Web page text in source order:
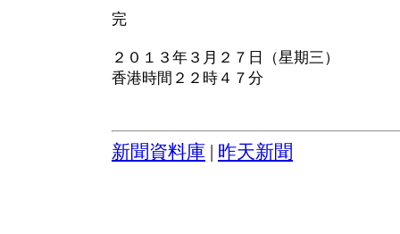
完
２０１３年３月２７日（星期三）
香港時間２２時４７分
新聞資料庫 昨天新聞